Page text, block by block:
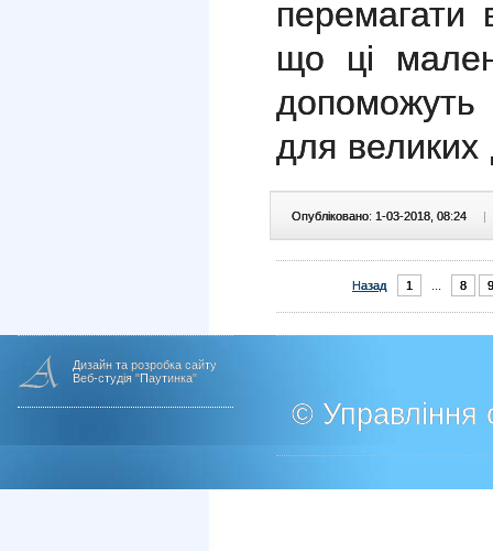
перемагати
що ці
для
Опубліковано: 1-03-2018, 08:24 |
Назад 1 8 9
Дизайн та розробка сайту
Веб-студія "Паутинка"
© Управління